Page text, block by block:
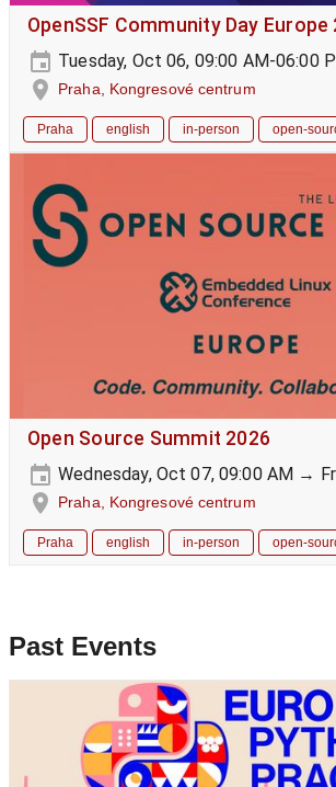
OpenSSF Community Day Europe
Tuesday, Oct 06, 09:00 AM-06:00
Praha, Kongresové centrum
Praha english in-person open-
Open Source Summit 2026
Wednesday, Oct 07, 09:00 AM →
Praha, Kongresové centrum
Praha english in-person open-
Past Events